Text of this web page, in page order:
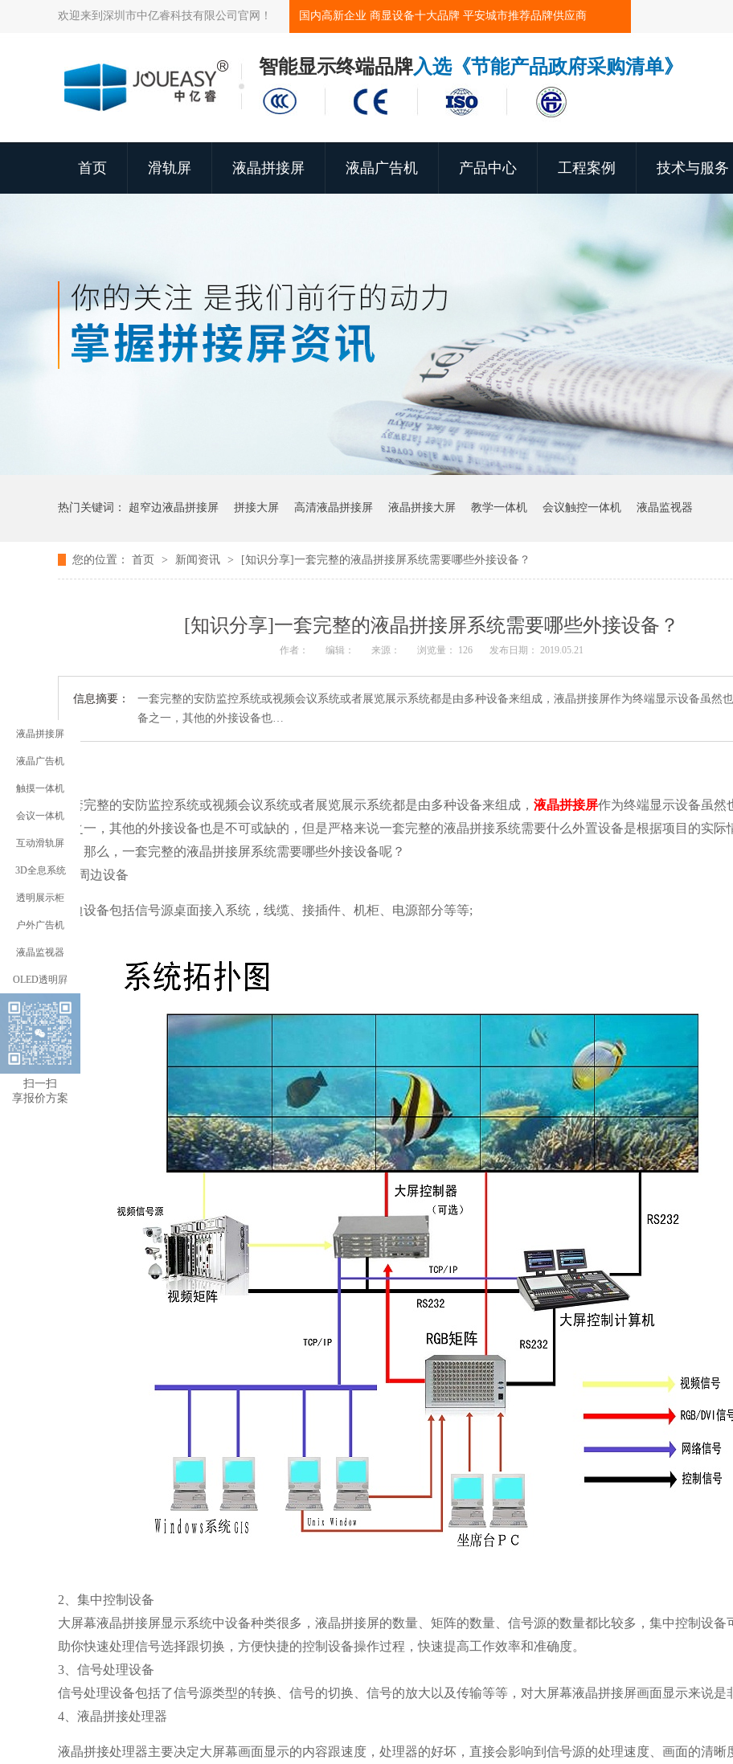
欢迎来到深圳市中亿睿科技有限公司官网！ 国内高新企业 商显设备十大品牌 平安城市推荐品牌供应商
智能显示终端品牌入选《节能产品政府采购清单》
首页 滑轨屏 液晶拼接屏 液晶广告机 产品中心 工程案例 技术与服务
热门关键词： 超窄边液晶拼接屏 拼接大屏 高清液晶拼接屏 液晶拼接大屏 教学一体机 会议触控一体机 液晶监视器
您的位置： 首页 > 新闻资讯 > [知识分享]一套完整的液晶拼接屏系统需要哪些外接设备？
[知识分享]一套完整的液晶拼接屏系统需要哪些外接设备？
作者： 编辑： 来源： 浏览量： 126 发布日期： 2019.05.21
信息摘要：
一套完整的安防监控系统或视频会议系统或者展览展示系统都是由多种设备来组成，液晶拼接屏作为终端显示设备虽然
备之一，其他的外接设备也…
一套完整的安防监控系统或视频会议系统或者展览展示系统都是由多种设备来组成， 液晶拼接屏作为终端显示设备虽然
备之一，其他的外接设备也是不可或缺的，但是严格来说一套完整的液晶拼接系统需要什么外置设备是根据项目的实际
的，那么，一套完整的液晶拼接屏系统需要哪些外接设备呢？
1、周边设备
周边设备包括信号源桌面接入系统，线缆、接插件、机柜、电源部分等等;
2、集中控制设备
大屏幕液晶拼接屏显示系统中设备种类很多，液晶拼接屏的数量、矩阵的数量、信号源的数量都比较多，集中控制设备
助你快速处理信号选择跟切换，方便快捷的控制设备操作过程，快速提高工作效率和准确度。
3、信号处理设备
信号处理设备包括了信号源类型的转换、信号的切换、信号的放大以及传输等等，对大屏幕液晶拼接屏画面显示来说是
4、液晶拼接处理器
液晶拼接处理器主要决定大屏幕画面显示的内容跟速度，处理器的好坏，直接会影响到信号源的处理速度、画面的清晰
液晶拼接屏
液晶广告机
触摸一体机
会议一体机
互动滑轨屏
3D全息系统
透明展示柜
户外广告机
液晶监视器
OLED透明屛
扫一扫
享报价方案